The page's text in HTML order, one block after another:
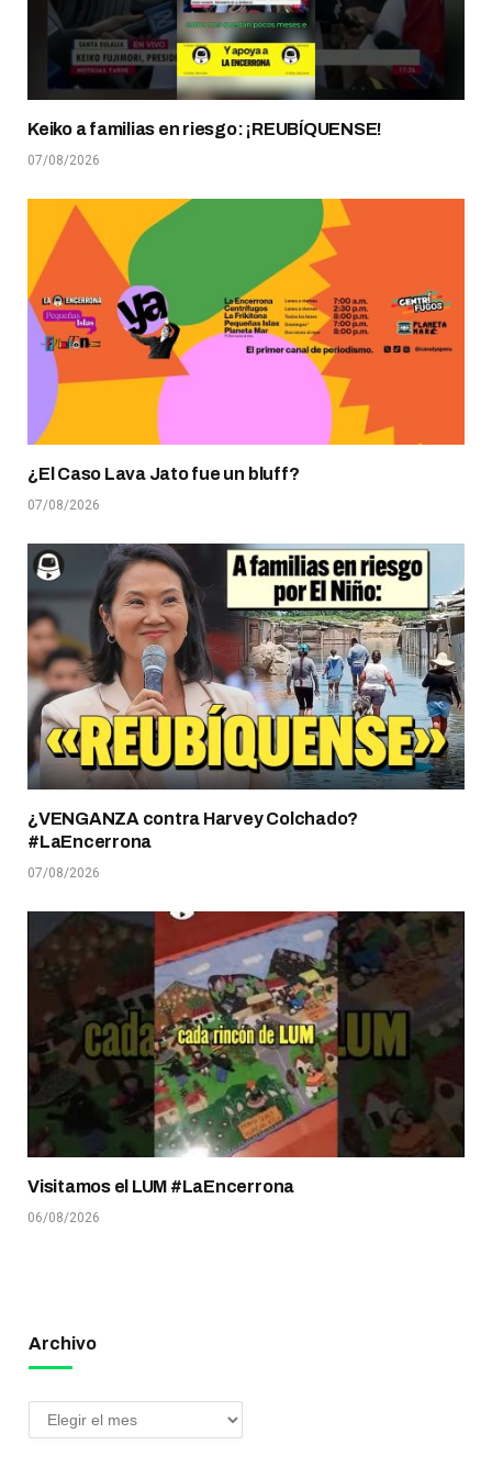
Keiko a familias en riesgo: ¡REUBÍQUENSE!
07/08/2026
¿El Caso Lava Jato fue un bluff?
07/08/2026
¿VENGANZA contra Harvey Colchado?
#LaEncerrona
07/08/2026
Visitamos el LUM #LaEncerrona
06/08/2026
Archivo